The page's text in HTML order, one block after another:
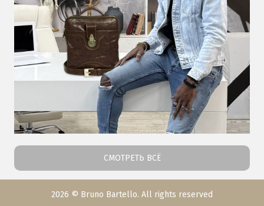
СМОТРЕТЬ ВСЁ
2026 © Bruno Bartello. All rights reserved